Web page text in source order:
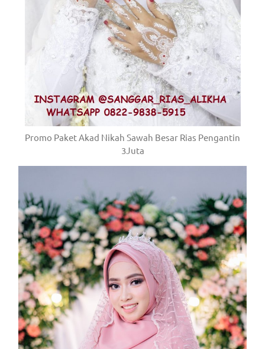
Promo Paket Akad Nikah Sawah Besar Rias Pengantin
3Juta